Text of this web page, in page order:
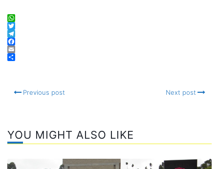
WhatsApp
Twitter
Telegram
Facebook
Email
Previous post Next post
YOU MIGHT ALSO LIKE